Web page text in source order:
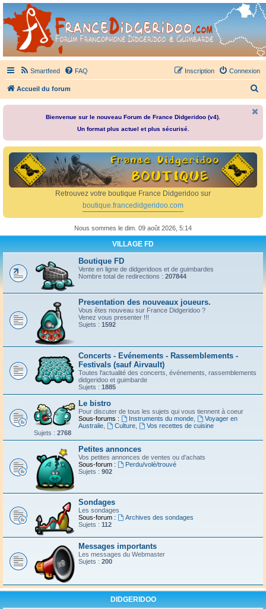
France Didgeridoo
Didgeridoo et Guimbarde sur France Didgeridoo - retrouvez la communauté.
Smartfeed FAQ Connexion
Inscription
Accueil du forum
e
r
Bienvenue sur le nouveau Forum de France Didgeridoo (v4).
Un format plus actuel et plus sécurisé.
Retrouvez votre boutique France Didgeridoo sur
boutique.francedidgeridoo.com
Nous sommes le dim. 09 août 2026, 5:14
VILLAGE FD
Boutique FD
Vente en ligne de didgeridoos et de guimbardes
Nombre total de redirections : 207844
Presentation des nouveaux joueurs.
Vous êtes nouveau sur France Didgeridoo ?
Venez vous presenter !!!
Sujets : 1592
Concerts - Evénements - Rassemblements -
Festivals (sauf Airvault)
Toutes l'actualité des concerts, événements, rassemblements
didgeridoo et guimbarde
Sujets : 1885
Le bistro
Pour discuter de tous les sujets qui vous tiennent à coeur
Sous-forums :
Instruments du monde,
Voyager en
Australie
Culture,
Vos recettes de cuisine
Sujets : 2768
Petites annonces
Vos petites annonces de ventes ou d'achats
Sous-forum :
Perdu/volé/trouvé
Sujets : 902
Sondages
Les sondages
Sous-forum :
Archives des sondages
Sujets : 112
Messages importants
Les messages du Webmaster
Sujets : 200
DIDGERIDOO